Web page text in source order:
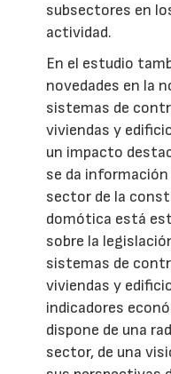
subsectores en
actividad.
En el estudio
novedades en la
sistemas de
viviendas y
un impacto
se da
sector de la
domótica está
sobre la
sistemas de
viviendas y
indicadores
dispone de una
sector, de una